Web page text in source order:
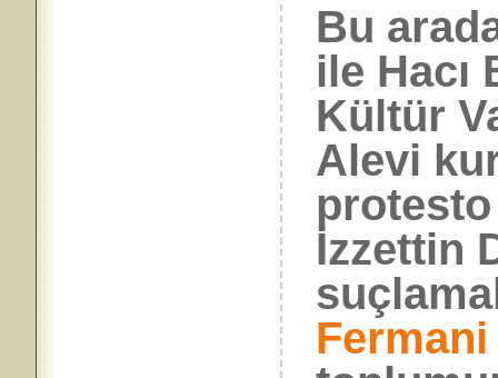
Bu
ile Hacı
Kültür
Alevi
protesto
İzzettin